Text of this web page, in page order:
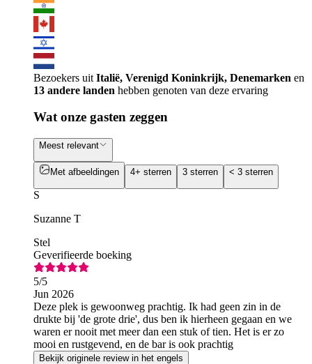
Bezoekers uit Italië, Verenigd Koninkrijk, Denemarken en
13 andere landen hebben genoten van deze ervaring
Wat onze gasten zeggen
Meest relevant
Met afbeeldingen 4+ sterren 3 sterren < 3 sterren
S
Suzanne T
Stel
Geverifieerde boeking
5/5
Jun 2026
Deze plek is gewoonweg prachtig. Ik had geen zin in de
drukte bij 'de grote drie', dus ben ik hierheen gegaan en we
waren er nooit met meer dan een stuk of tien. Het is er zo
mooi en rustgevend, en de bar is ook prachtig
Bekijk originele review in het engels